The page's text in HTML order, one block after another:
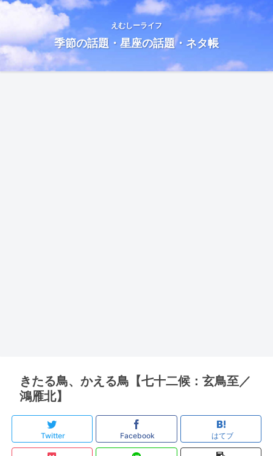
えむしーライフ
季節の話題・星座の話題・ネタ帳
きたる鳥、かえる鳥【七十二候：玄鳥至／
鴻雁北】
Twitter Facebook はてブ